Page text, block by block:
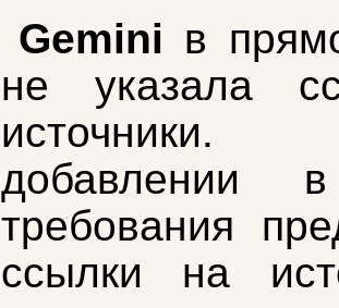
Gemini в
не указала
добавлении
требования
ссылки на